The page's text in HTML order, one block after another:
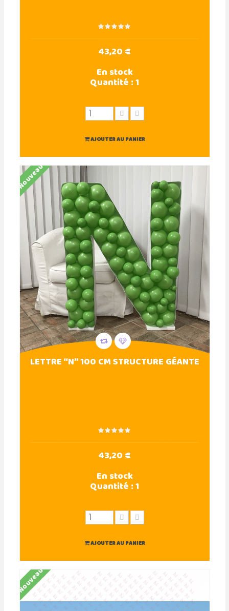
43,20 €
En stock
Quantité :1
AJOUTER AU PANIER
Nouveau
LETTRE “N” 100 CM STRUCTURE GÉANTE
43,20 €
En stock
Quantité :1
AJOUTER AU PANIER
Nouveau